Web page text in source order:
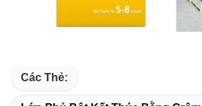
Các Thẻ: